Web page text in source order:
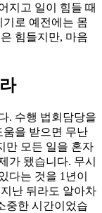
지고 일이 힘들 때
로 예전에는 몸
힘들지만, 마음
. 수행 법회담당을
움을 받으면 무난
만 모든 일을 혼자
가 됐습니다. 무시
다는 것을 1년이
난 뒤라도 알아차
중한 시간이었습